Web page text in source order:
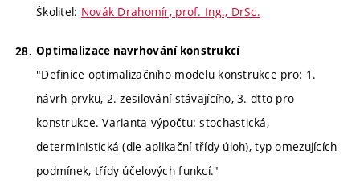
Školitel: Novák Drahomír, prof. Ing., DrSc.
Optimalizace navrhování konstrukcí
"Definice optimalizačního modelu konstrukce pro: 1.
návrh prvku, 2. zesilování stávajícího, 3. dtto pro
konstrukce. Varianta výpočtu: stochastická,
deterministická (dle aplikační třídy úloh), typ omezujících
podmínek, třídy účelových funkcí."